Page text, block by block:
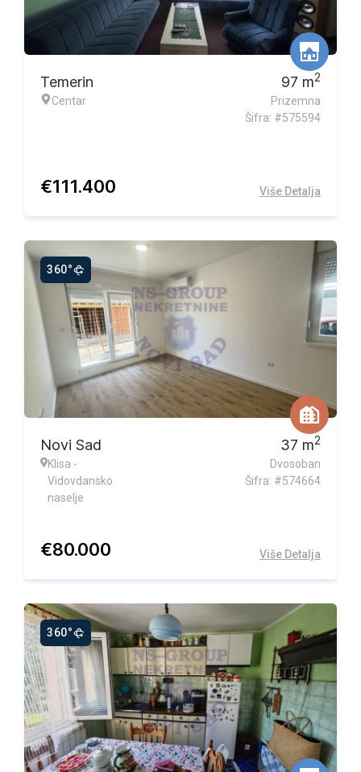
Temerin
Centar
97 m2
Prizemna
Šifra: #575594
€111.400 Više Detalja
360°
Novi Sad
Klisa -
Vidovdansko
naselje
37 m2
Dvosoban
Šifra: #574664
€80.000 Više Detalja
360°